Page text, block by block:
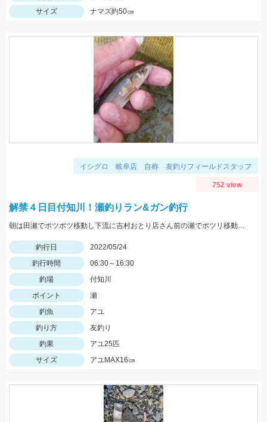
サイズ
ナマズ約50㎝
イシグロ 岐阜店 自称 友釣りフィールドスタッフ
752 view
解禁４日目付知川！瀬釣りラン&ガン釣行
朝は田瀬でポツポツ移動し下流に吉村おとり店さん前の瀬でポツリ移動し上流いなりはし下流の瀬の中でポツポツσ(^_^;)
釣行日
2022/05/24
釣行時間
06:30～16:30
釣場
付知川
ポイント
瀬
釣魚
アユ
釣り方
友釣り
釣果
アユ25匹
サイズ
アユMAX16㎝